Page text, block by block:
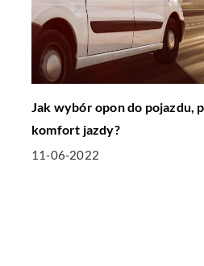
Jak wybór opon do pojazdu,
komfort jazdy?
11-06-2022